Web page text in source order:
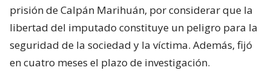
prisión de Calpán Marihuán, por considerar que la
libertad del imputado constituye un peligro para la
seguridad de la sociedad y la víctima. Además, fijó
en cuatro meses el plazo de investigación.